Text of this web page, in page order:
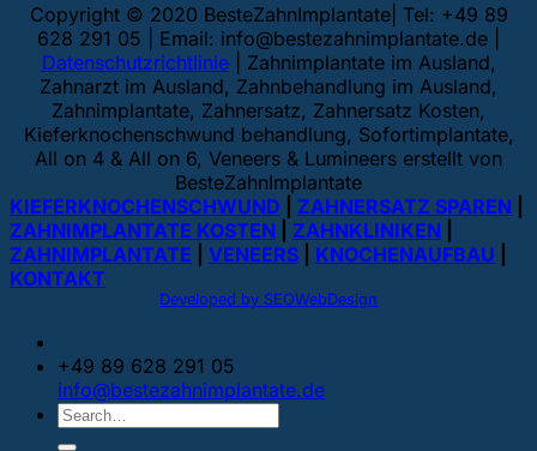
Copyright © 2020 BesteZahnImplantate| Tel: +49 89
628 291 05 | Email: info@bestezahnimplantate.de
Datenschutzrichtlinie| Zahnimplantate im Ausland,
Zahnarzt im Ausland, Zahnbehandlung im Ausland,
Zahnimplantate, Zahnersatz, Zahnersatz Kosten,
Kieferknochenschwund behandlung, Sofortimplantate,
All on 4 & All on 6, Veneers & Lumineers erstellt von
BesteZahnImplantate
KIEFERKNOCHENSCHWUND
ZAHNERSATZ SPAREN
ZAHNIMPLANTATE KOSTEN
ZAHNKLINIKEN
ZAHNIMPLANTATE
VENEERS KNOCHENAUFBAU
KONTAKT
Developed by SEOWebDesign
+49 89 628 291 05
info@bestezahnimplantate.de